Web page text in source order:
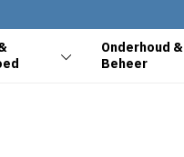
Onderhoud &
Beheer